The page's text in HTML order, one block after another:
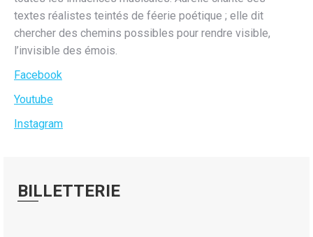
textes réalistes teintés de féerie poétique ; elle dit
chercher des chemins possibles pour rendre visible,
l’invisible des émois.
Facebook
Youtube
Instagram
BILLETTERIE